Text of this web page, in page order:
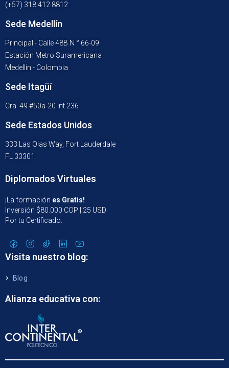
(+57) 318 412 8812
Sede Medellín
Principal - Calle 48B N ° 66-09
Estación Metro Suramericana
Medellín - Colombia
Sede Itagüí
Cra. 49 #50a-20 Int 236
Sede Estados Unidos
333 Las Olas Way, Fort Lauderdale
FL 33301
Diplomados Virtuales
¡La formación es Gratis!
Inversión $80.000 COP | 25 USD
Por tu Certificado.
Visita nuestro blog:
Blog
Alianza educativa con: